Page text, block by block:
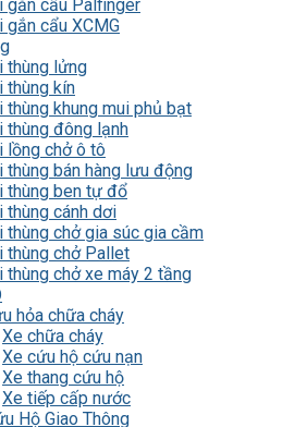
gắn cẩu Palfinger
gắn cẩu XCMG
thùng lửng
thùng kín
thùng khung mui phủ bạt
thùng đông lạnh
lồng chở ô tô
thùng bán hàng lưu động
thùng ben tự đổ
thùng cánh dơi
thùng chở gia súc gia cầm
thùng chở Pallet
thùng chở xe máy 2 tầng
hỏa chữa cháy
Xe chữa cháy
Xe cứu hộ cứu nạn
Xe thang cứu hộ
Xe tiếp cấp nước
Hộ Giao Thông